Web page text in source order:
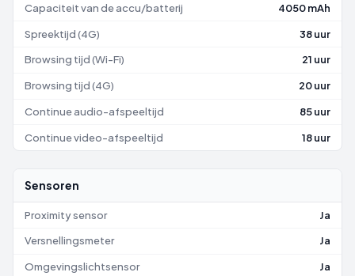
Capaciteit van de accu/batterij 4050 mAh
Spreektijd (4G) 38 uur
Browsing tijd (Wi-Fi) 21 uur
Browsing tijd (4G) 20 uur
Continue audio-afspeeltijd 85 uur
Continue video-afspeeltijd 18 uur
Sensoren
Proximity sensor Ja
Versnellingsmeter Ja
Omgevingslichtsensor Ja